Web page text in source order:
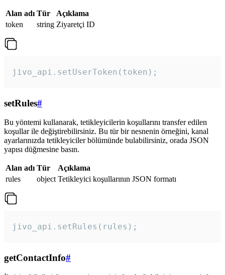
Alan adı Tür
Açıklama
token
string Ziyaretçi ID
jivo_api.setUserToken(token);
setRules#
Bu yöntemi kullanarak, tetikleyicilerin koşullarını transfer edilen
koşullar ile değiştirebilirsiniz. Bu tür bir nesnenin örneğini, kanal
ayarlarınızda tetikleyiciler bölümünde bulabilirsiniz, orada JSON
yapısı düğmesine basın.
Alan adı Tür
Açıklama
rules
object Tetikleyici koşullarının JSON formatı
jivo_api.setRules(rules);
getContactInfo#